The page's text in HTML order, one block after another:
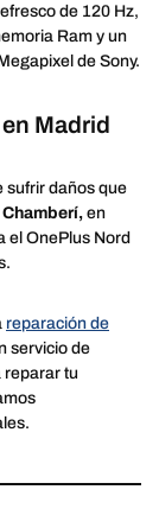
de 120 Hz,
Ram y un
de Sony.
Madrid
sufrir daños que
en
el OnePlus Nord
reparación de
servicio de
reparar tu